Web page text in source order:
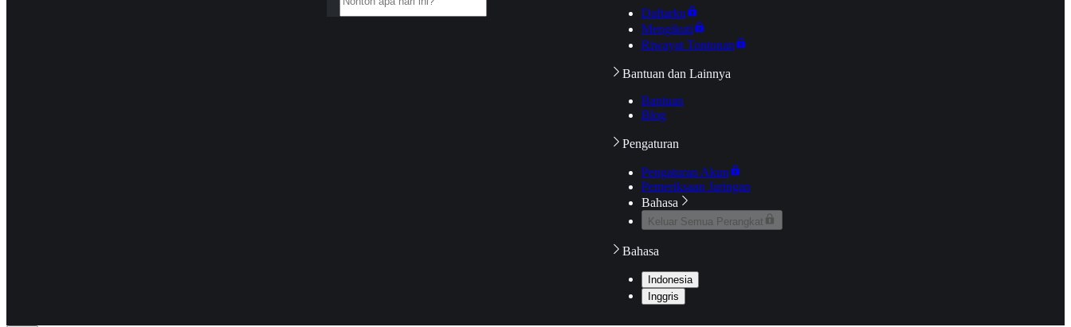
Daftarku
Mengikuti
Riwayat Tontonan
Bantuan dan Lainnya
Bantuan
Blog
Pengaturan
Pengaturan Akun
Pemeriksaan Jaringan
Bahasa
Keluar Semua Perangkat
Bahasa
Indonesia
Inggris